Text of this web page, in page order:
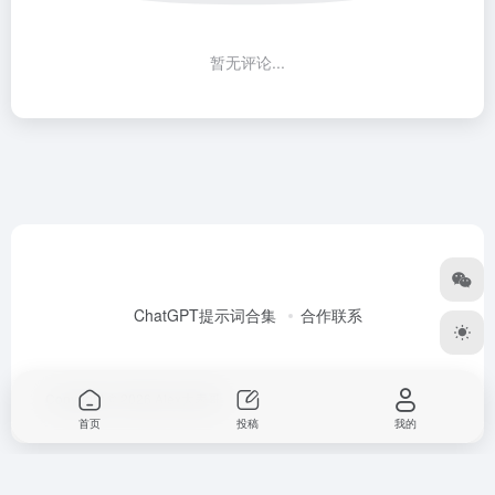
暂无评论...
ChatGPT提示词合集 合作联系
Copyright © 2026
首页 投稿 我的